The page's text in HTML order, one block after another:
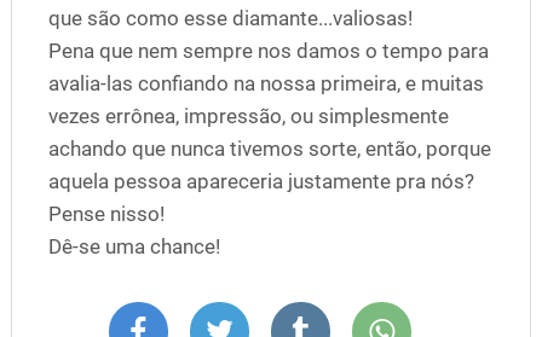
que são como esse diamante...valiosas!
Pena que nem sempre nos damos o tempo para
avalia-las confiando na nossa primeira, e muitas
vezes errônea, impressão, ou simplesmente
achando que nunca tivemos sorte, então, porque
aquela pessoa apareceria justamente pra nós?
Pense nisso!
Dê-se uma chance!